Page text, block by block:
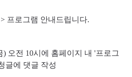
프로그램 안내드립니다.
) 오전 10시에 홈페이지 내 '프로그
글에 댓글 작성